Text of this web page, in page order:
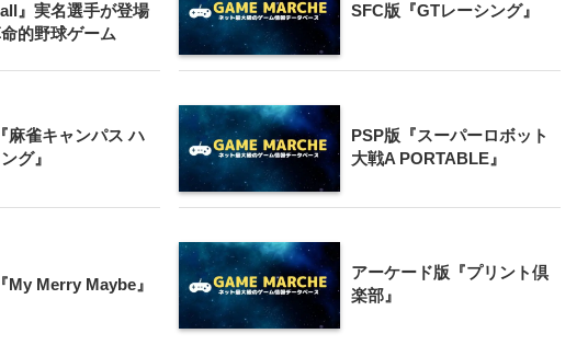
』実名選手が登場
的野球ゲーム
SFC版『GTレーシング』
麻雀キャンパス ハ
グ』
PSP版『スーパーロボット
大戦A PORTABLE』
My Merry Maybe』
アーケード版『プリント倶
楽部』
・人気記事
とSwitchで復刻『VS.スター
版『迷宮経営SLG Zombie6tal
PlayStation5・人気記事
1
2